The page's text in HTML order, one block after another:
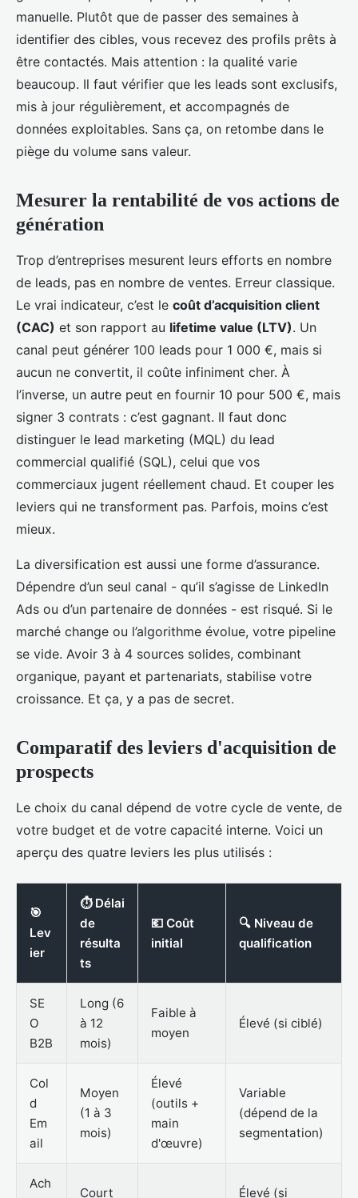
manuelle. Plutôt que de passer des semaines à
identifier des cibles, vous recevez des profils prêts à
être contactés. Mais attention : la qualité varie
beaucoup. Il faut vérifier que les leads sont exclusifs,
mis à jour régulièrement, et accompagnés de
données exploitables. Sans ça, on retombe dans le
piège du volume sans valeur.
Mesurer la rentabilité de vos actions de
génération
Trop d’entreprises mesurent leurs efforts en nombre
de leads, pas en nombre de ventes. Erreur classique.
Le vrai indicateur, c’est le coût d’acquisition client
(CAC) et son rapport au lifetime value (LTV). Un
canal peut générer 100 leads pour 1 000 €, mais si
aucun ne convertit, il coûte infiniment cher. À
l’inverse, un autre peut en fournir 10 pour 500 €, mais
signer 3 contrats : c’est gagnant. Il faut donc
distinguer le lead marketing (MQL) du lead
commercial qualifié (SQL), celui que vos
commerciaux jugent réellement chaud. Et couper les
leviers qui ne transforment pas. Parfois, moins c’est
mieux.
La diversification est aussi une forme d’assurance.
Dépendre d’un seul canal - qu’il s’agisse de LinkedIn
Ads ou d’un partenaire de données - est risqué. Si le
marché change ou l’algorithme évolue, votre pipeline
se vide. Avoir 3 à 4 sources solides, combinant
organique, payant et partenariats, stabilise votre
croissance. Et ça, y a pas de secret.
Comparatif des leviers d'acquisition de
prospects
Le choix du canal dépend de votre cycle de vente, de
votre budget et de votre capacité interne. Voici un
aperçu des quatre leviers les plus utilisés :
🎯
Lev
ier
⏱ Délai
de
résulta
ts
💶 Coût
initial
🔍 Niveau de
qualification
SE
O
B2B
Long (6
à 12
mois)
Faible à
moyen
Élevé (si ciblé)
Col
d
Em
ail
Moyen
(1 à 3
mois)
Élevé
(outils +
main
d'œuvre)
Variable
(dépend de la
segmentation)
Ach
Court Élevé (si